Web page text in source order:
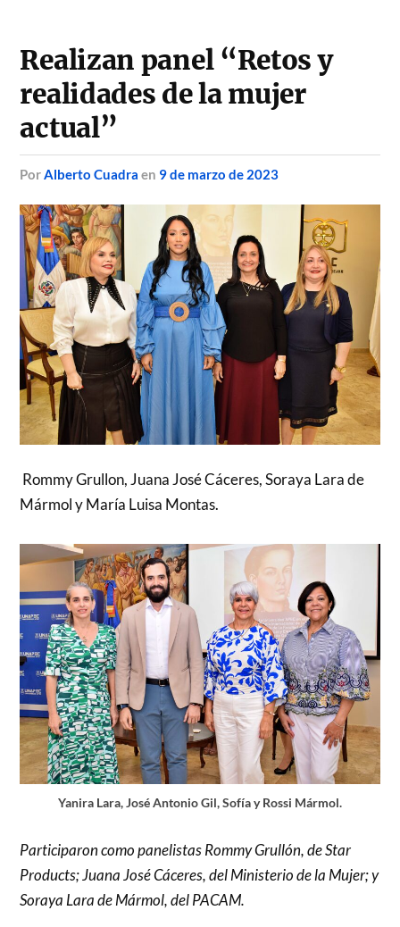
Realizan panel “Retos y
realidades de la mujer
actual”
porAlberto Cuadra en 9 de marzo de 2023
Rommy Grullon, Juana José Cáceres, Soraya Lara de
Mármol y María Luisa Montas.
Yanira Lara, José Antonio Gil, Sofía y Rossi Mármol.
Participaron como panelistas Rommy Grullón, de Star
Products; Juana José Cáceres, del Ministerio de la Mujer; y
Soraya Lara de Mármol, del PACAM.